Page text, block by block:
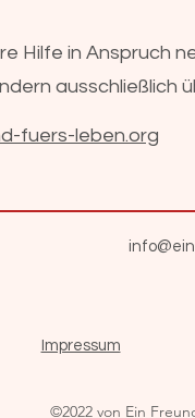
Hilfe in Anspruch
ausschließlich
fuers-leben.org
Impressum
©2022 von Ein